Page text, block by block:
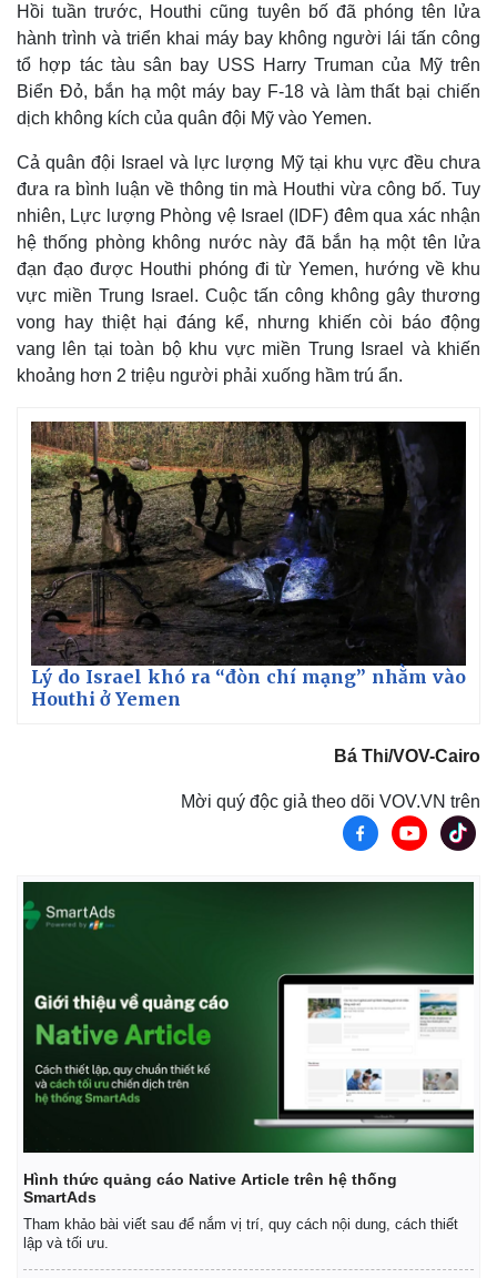
Kinh tế
Bất động sản
Khởi nghiệp
Thị trường
Tiêu dùng
Tỷ giá
Chứng khoán
Giá cà phê
Vụ án
Tin nóng
Tư vấn luật
Quân sự - Quốc phòng
Việt Nam
Hồi tuần trước, Houthi cũng tuyên bố đã phóng tên lửa
hành trình và triển khai máy bay không người lái tấn công
tổ hợp tác tàu sân bay USS Harry Truman của Mỹ trên
Biển Đỏ, bắn hạ một máy bay F-18 và làm thất bại chiến
dịch không kích của quân đội Mỹ vào Yemen.
Cả quân đội Israel và lực lượng Mỹ tại khu vực đều chưa
đưa ra bình luận về thông tin mà Houthi vừa công bố. Tuy
nhiên, Lực lượng Phòng vệ Israel (IDF) đêm qua xác nhận
hệ thống phòng không nước này đã bắn hạ một tên lửa
đạn đạo được Houthi phóng đi từ Yemen, hướng về khu
vực miền Trung Israel. Cuộc tấn công không gây thương
vong hay thiệt hại đáng kể, nhưng khiến còi báo động
vang lên tại toàn bộ khu vực miền Trung Israel và khiến
khoảng hơn 2 triệu người phải xuống hầm trú ẩn.
Lý do Israel khó ra “đòn chí mạng” nhằm vào
Houthi ở Yemen
Bá Thi/VOV-Cairo
Mời quý độc giả theo dõi VOV.VN trên
Hình thức quảng cáo Native Article trên hệ thống
SmartAds
Tham khảo bài viết sau để nắm vị trí, quy cách nội dung, cách thiết
lập và tối ưu.